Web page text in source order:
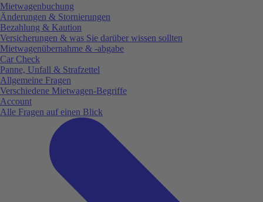
Mietwagenbuchung
Änderungen & Stornierungen
Bezahlung & Kaution
Versicherungen & was Sie darüber wissen sollten
Mietwagenübernahme & -abgabe
Car Check
Panne, Unfall & Strafzettel
Allgemeine Fragen
Verschiedene Mietwagen-Begriffe
Account
Alle Fragen auf einen Blick